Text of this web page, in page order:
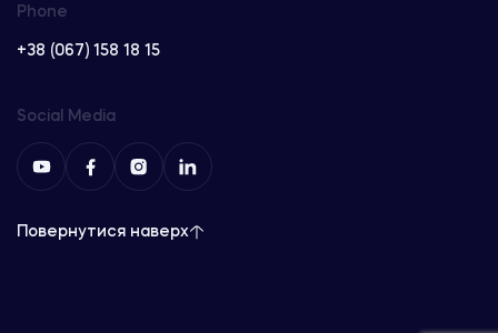
Phone
+38 (067) 158 18 15
Social Media
Повернутися наверх